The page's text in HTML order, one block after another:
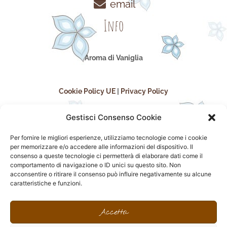
Gestisci Consenso Cookie
Per fornire le migliori esperienze, utilizziamo tecnologie come i cookie
per memorizzare e/o accedere alle informazioni del dispositivo. Il
consenso a queste tecnologie ci permetterà di elaborare dati come il
comportamento di navigazione o ID unici su questo sito. Non
acconsentire o ritirare il consenso può influire negativamente su alcune
caratteristiche e funzioni.
Accetta
email
Info
Aroma di Vaniglia
Cookie Policy UE Privacy Policy
seguici sui social
F
I
n
P
i
F